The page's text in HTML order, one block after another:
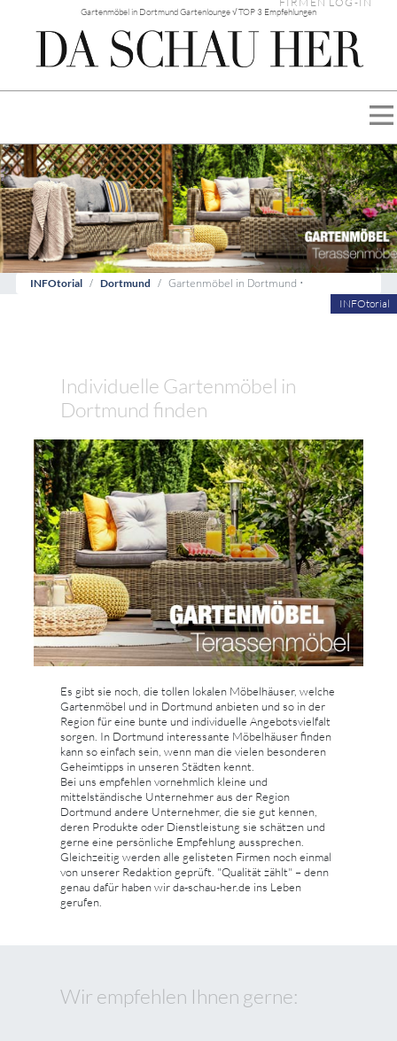
Gartenmöbel in Dortmund Gartenlounge √ TOP 3 Empfehlungen
INFOtorial Dortmund
Gartenmöbel in Dortmund •
INFOtorial
Individuelle Gartenmöbel in
Dortmund finden
Es gibt sie noch, die tollen lokalen Möbelhäuser, welche
Gartenmöbel und in Dortmund anbieten und so in der
Region für eine bunte und individuelle Angebotsvielfalt
sorgen. In Dortmund interessante Möbelhäuser finden
kann so einfach sein, wenn man die vielen besonderen
Geheimtipps in unseren Städten kennt.
Bei uns empfehlen vornehmlich kleine und
mittelständische Unternehmer aus der Region
Dortmund andere Unternehmer, die sie gut kennen,
deren Produkte oder Dienstleistung sie schätzen und
gerne eine persönliche Empfehlung aussprechen.
Gleichzeitig werden alle gelisteten Firmen noch einmal
von unserer Redaktion geprüft. "Qualität zählt" – denn
genau dafür haben wir da-schau-her.de ins Leben
gerufen.
Wir empfehlen Ihnen gerne: